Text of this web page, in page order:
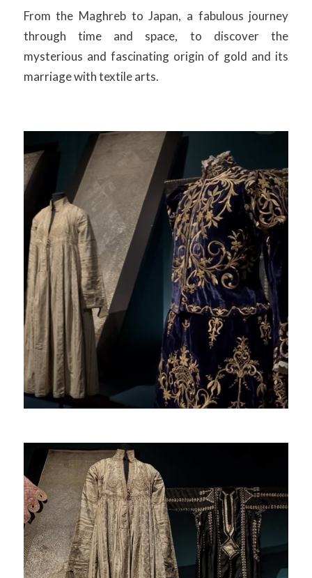
From the Maghreb to Japan, a fabulous journey
through time and space, to discover the
mysterious and fascinating origin of gold and its
marriage with textile arts.